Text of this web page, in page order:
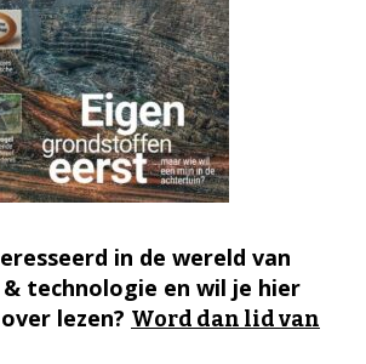
in de wereld van
technologie en wil je hier
lezen? Word dan lid van